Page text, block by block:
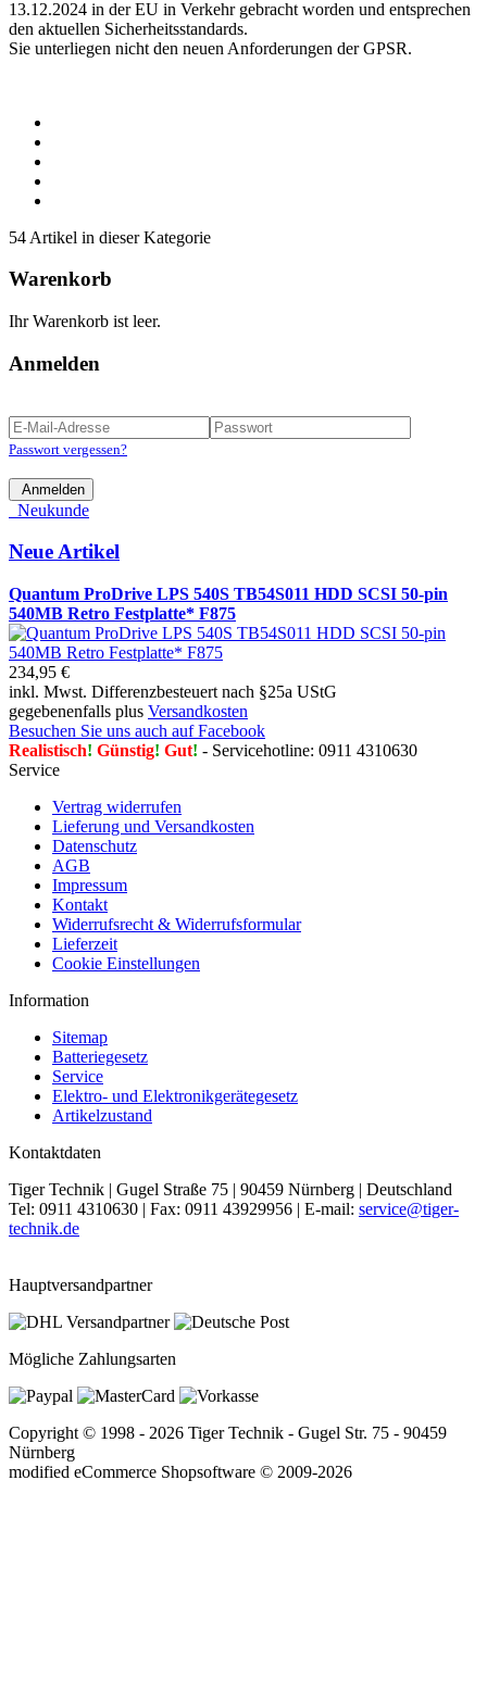
13.12.2024 in der EU in Verkehr gebracht worden und entsprechen
den aktuellen Sicherheitsstandards.
Sie unterliegen nicht den neuen Anforderungen der GPSR.
54 Artikel in dieser Kategorie
Warenkorb
Ihr Warenkorb ist leer.
Anmelden
Passwort vergessen?
Anmelden
Neukunde
Neue Artikel
Quantum ProDrive LPS 540S TB54S011 HDD SCSI 50-pin
540MB Retro Festplatte* F875
234,95 €
inkl. Mwst. Differenzbesteuert nach §25a UStG
gegebenenfalls plus Versandkosten
Besuchen Sie uns auch auf Facebook
Realistisch! Günstig! Gut! - Servicehotline: 0911 4310630
Service
Vertrag widerrufen
Lieferung und Versandkosten
Datenschutz
AGB
Impressum
Kontakt
Widerrufsrecht & Widerrufsformular
Lieferzeit
Cookie Einstellungen
Information
Sitemap
Batteriegesetz
Service
Elektro- und Elektronikgerätegesetz
Artikelzustand
Kontaktdaten
Tiger Technik | Gugel Straße 75 | 90459 Nürnberg | Deutschland
Tel: 0911 4310630 | Fax: 0911 43929956 | E-mail: service@tiger-
technik.de
Hauptversandpartner
Mögliche Zahlungsarten
Copyright © 1998 - 2026 Tiger Technik - Gugel Str. 75 - 90459
Nürnberg
modified eCommerce Shopsoftware © 2009-2026